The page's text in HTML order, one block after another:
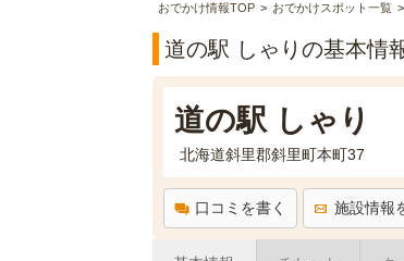
おでかけ情報TOP おでかけスポット一覧
道の駅 しゃりの基本情
道の駅 しゃり
北海道斜里郡斜里町本町37
口コミを書く 施設情報